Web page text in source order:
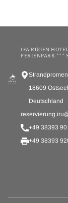
IFA RÜGEN
FERIENPARK ***
18609
Deutschland
+49 38393 90
+49 38393